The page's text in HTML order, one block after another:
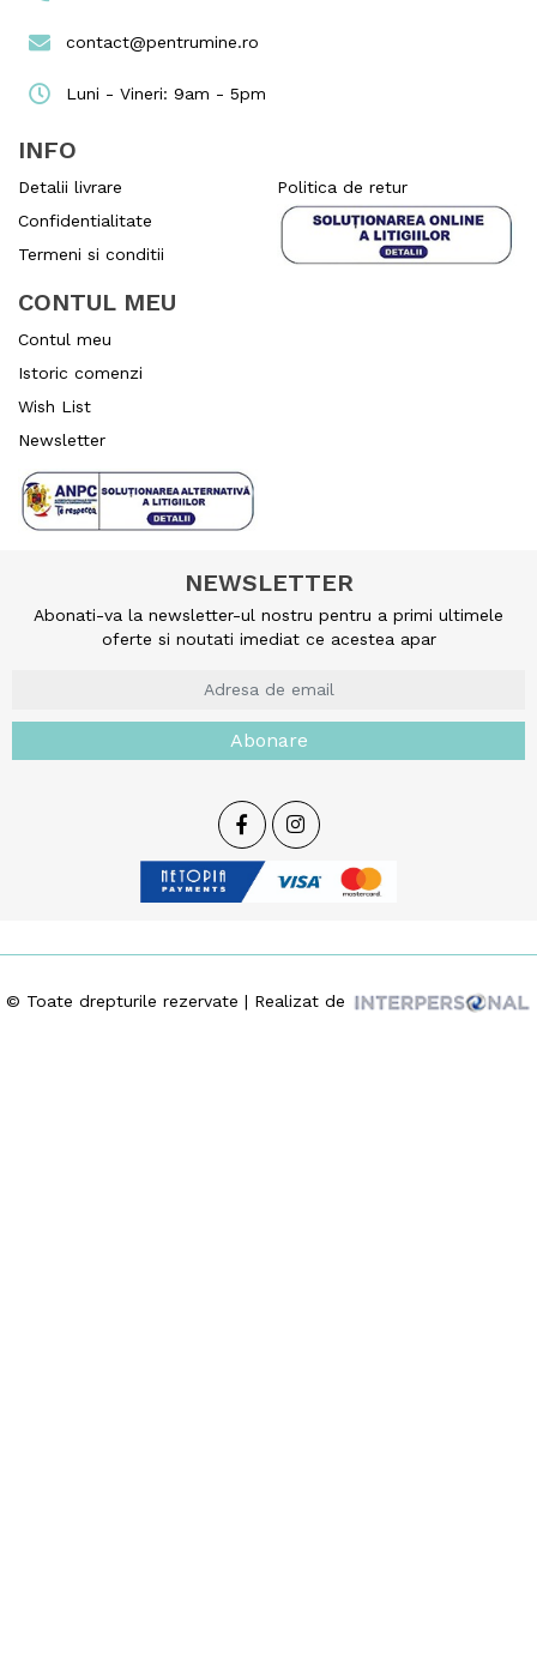
contact@pentrumine.ro
Luni - Vineri: 9am - 5pm
INFO
Detalii livrare
Confidentialitate
Termeni si conditii
Politica de retur
CONTUL MEU
Contul meu
Istoric comenzi
Wish List
Newsletter
NEWSLETTER
Abonati-va la newsletter-ul nostru pentru a primi ultimele
oferte si noutati imediat ce acestea apar
Abonare
© Toate drepturile rezervate | Realizat de